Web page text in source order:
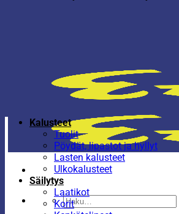
Etsi:
Kalusteet
Tuolit
Pöydät, lipastot ja hyllyt
Lasten kalusteet
Ulkokalusteet
Säilytys
Laatikot
Korit